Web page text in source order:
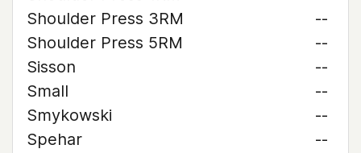
Shoulder Press 3RM
--
Shoulder Press 5RM
--
Sisson
--
Small
--
Smykowski
--
Spehar
--